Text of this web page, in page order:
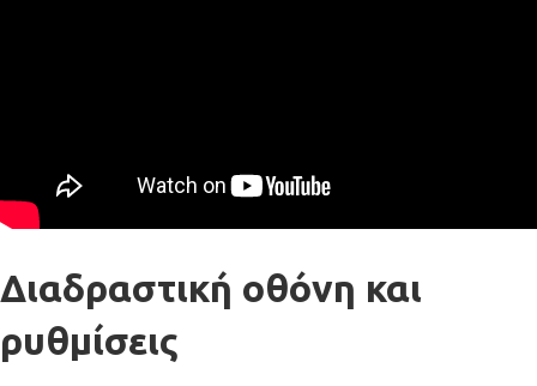
Διαδραστική οθόνη και
ρυθμίσεις